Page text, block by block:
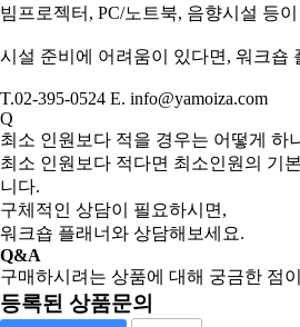
빔프로젝터, PC/노트북, 음향시설 등
시설 준비에 어려움이 있다면, 워크숍
T.02-395-0524 E. info@yamoiza.com
Q
최소 인원보다 적을 경우는 어떻게 하
최소 인원보다 적다면 최소인원의 기
니다.
구체적인 상담이 필요하시면,
워크숍 플래너와 상담해보세요.
Q&A
구매하시려는 상품에 대해 궁금한 점
등록된 상품문의